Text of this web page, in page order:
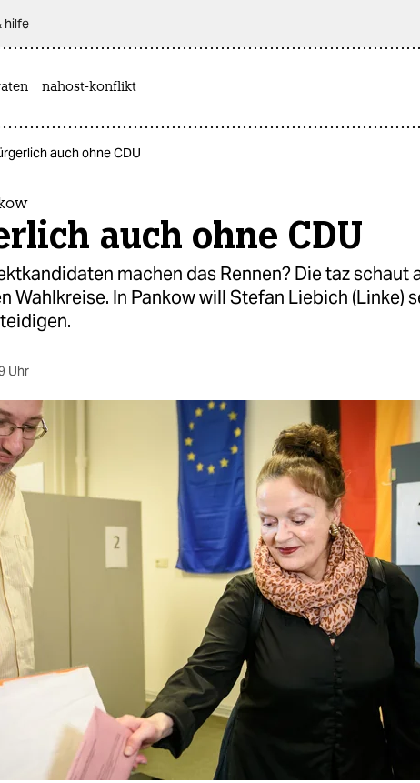
hilfe
nahost-konflikt
auch ohne CDU
auch ohne CDU
machen das Rennen? Die taz schaut
Wahlkreise. In Pankow will Stefan Liebich (Linke)
Uhr